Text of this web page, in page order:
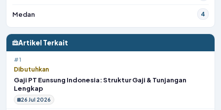
Medan 4
Artikel Terkait
#1
Dibutuhkan
Gaji PT Eunsung Indonesia: Struktur Gaji & Tunjangan
Lengkap
26 Jul 2026